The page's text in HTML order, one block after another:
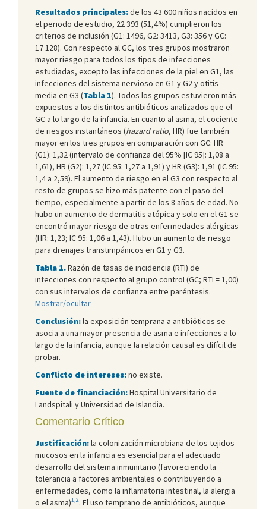
Resultados principales:de los 43 600 niños nacidos en
el periodo de estudio, 22 393 (51,4%) cumplieron los
criterios de inclusión (G1: 1496, G2: 3413, G3: 356 y GC:
17 128). Con respecto al GC, los tres grupos mostraron
mayor riesgo para todos los tipos de infecciones
estudiadas, excepto las infecciones de la piel en G1, las
infecciones del sistema nervioso en G1 y G2 y otitis
media en G3 (Tabla 1). Todos los grupos estuvieron más
expuestos a los distintos antibióticos analizados que el
GC a lo largo de la infancia. En cuanto al asma, el cociente
de riesgos instantáneos (hazard ratio, HR) fue también
mayor en los tres grupos en comparación con GC: HR
(G1): 1,32 (intervalo de confianza del 95% [IC 95]: 1,08 a
1,61), HR (G2): 1,27 (IC 95: 1,27 a 1,91) y HR (G3): 1,91 (IC 95:
1,4 a 2,59). El aumento de riesgo en el G3 con respecto al
resto de grupos se hizo más patente con el paso del
tiempo, especialmente a partir de los 8 años de edad. No
hubo un aumento de dermatitis atópica y solo en el G1 se
encontró mayor riesgo de otras enfermedades alérgicas
(HR: 1,23; IC 95: 1,06 a 1,43). Hubo un aumento de riesgo
para drenajes transtimpánicos en G1 y G3.
Tabla 1.Razón de tasas de incidencia (RTI) de
infecciones con respecto al grupo control (GC; RTI = 1,00)
con sus intervalos de confianza entre paréntesis.
Mostrar/ocultar
Conclusión:la exposición temprana a antibióticos se
asocia a una mayor presencia de asma e infecciones a lo
largo de la infancia, aunque la relación causal es difícil de
probar.
Conflicto de intereses:no existe.
Fuente de financiación:Hospital Universitario de
Landspitali y Universidad de Islandia.
Comentario Crítico
Justificación:la colonización microbiana de los tejidos
mucosos en la infancia es esencial para el adecuado
desarrollo del sistema inmunitario (favoreciendo la
tolerancia a factores ambientales o contribuyendo a
enfermedades, como la inflamatoria intestinal, la alergia
o el asma)1,2. El uso temprano de antibióticos, aunque